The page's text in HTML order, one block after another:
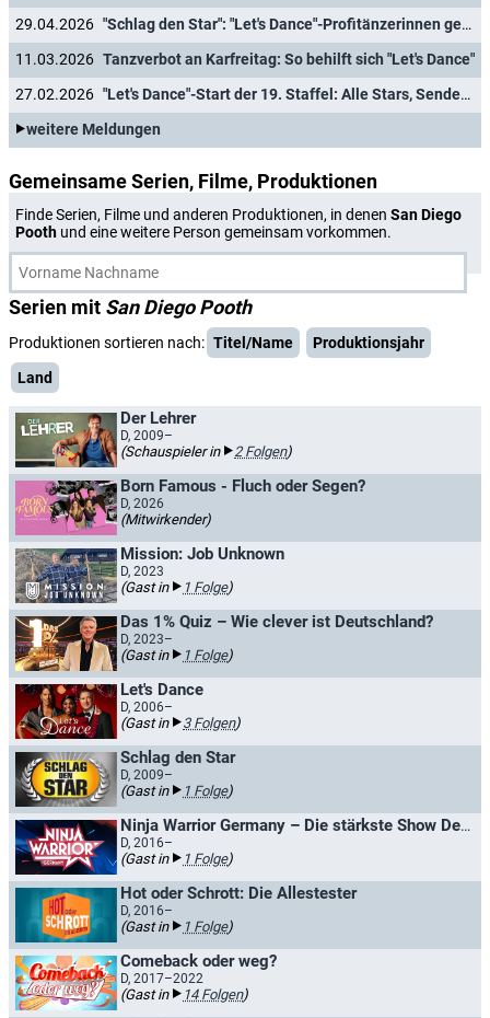
29.04.2026
"Schlag den Star": "Let's Dance"-Profitänzerinnen gegen Schlagerstar & Moderatorin
11.03.2026 Tanzverbot an Karfreitag: So behilft sich "Let's Dance"
27.02.2026
"Let's Dance"-Start der 19. Staffel: Alle Stars, Sendetermine und Infos im Überblick
weitere Meldungen
Gemeinsame Serien, Filme, Produktionen
Finde Serien, Filme und anderen Produktionen, in denen San Diego
Pooth und eine weitere Person gemeinsam vorkommen.
Serien mit San Diego Pooth
Produktionen sortieren nach: Titel/Name
Produktionsjahr
Land
Der Lehrer
D, 2009–
(Schauspieler in 2 Folgen)
Born Famous - Fluch oder Segen?
D, 2026
(Mitwirkender)
Mission: Job Unknown
D, 2023
(Gast in 1 Folge)
Das 1% Quiz – Wie clever ist Deutschland?
D, 2023–
(Gast in 1 Folge)
Let's Dance
D, 2006–
(Gast in 3 Folgen)
Schlag den Star
D, 2009–
(Gast in 1 Folge)
Ninja Warrior Germany – Die stärkste Show Deutschlands
D, 2016–
(Gast in 1 Folge)
Hot oder Schrott: Die Allestester
D, 2016–
(Gast in 1 Folge)
Comeback oder weg?
D, 2017–2022
(Gast in 14 Folgen)